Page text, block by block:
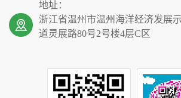
地址：
浙江省温州市温州海洋经济发展
道灵展路80号2号楼4层C区